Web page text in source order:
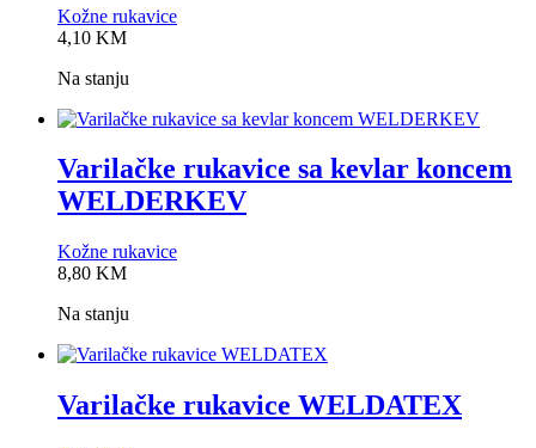
Kožne rukavice
0,0
4,10 KM
Na stanju
Varilačke rukavice sa kevlar koncem
WELDERKEV
Kožne rukavice
0,0
8,80 KM
Na stanju
Varilačke rukavice WELDATEX